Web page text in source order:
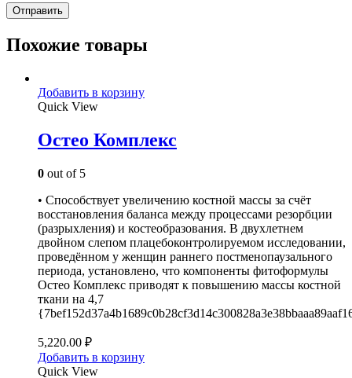
Похожие товары
Добавить в корзину
Quick View
Остео Комплекс
0 out of 5
• Способствует увеличению костной массы за счёт
восстановления баланса между процессами резорбции
(разрыхления) и костеобразования. В двухлетнем
двойном слепом плацебоконтролируемом исследовании,
проведённом у женщин раннего постменопаузального
периода, установлено, что компоненты фитоформулы
Остео Комплекс приводят к повышению массы костной
ткани на 4,7
5,220.00 ₽
Добавить в корзину
Quick View